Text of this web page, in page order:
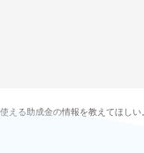
える助成金の情報を教えてほしい